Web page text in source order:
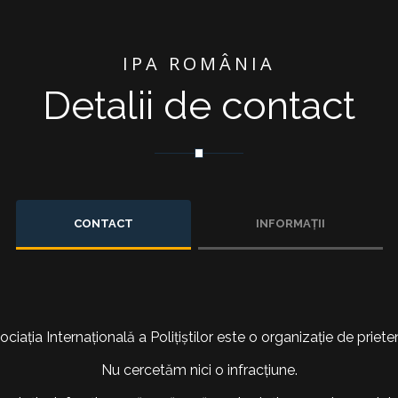
IPA ROMÂNIA
Detalii de contact
CONTACT INFORMAȚII
Internațională a Polițiștilor este o organizație de
Nu cercetăm nici o infracțiune.